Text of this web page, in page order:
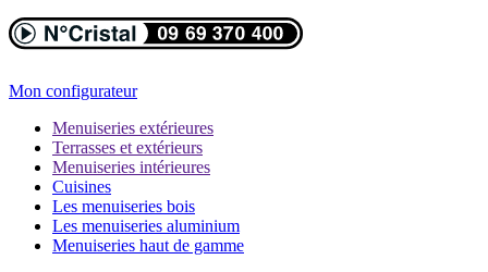
Mon configurateur
Menuiseries extérieures
Terrasses et extérieurs
Menuiseries intérieures
Cuisines
Les menuiseries bois
Les menuiseries aluminium
Menuiseries haut de gamme